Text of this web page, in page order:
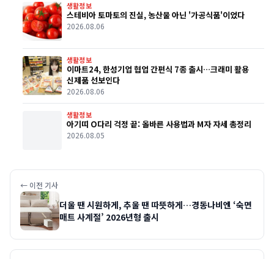
생활정보
스테비아 토마토의 진실, 농산물 아닌 '가공식품'이었다
2026.08.06
생활정보
이마트24, 한성기업 협업 간편식 7종 출시…크래미 활용
신제품 선보인다
2026.08.06
생활정보
아기띠 O다리 걱정 끝: 올바른 사용법과 M자 자세 총정리
2026.08.05
← 이전 기사
더울 땐 시원하게, 추울 땐 따뜻하게…경동나비엔 ‘숙면
매트 사계절’ 2026년형 출시